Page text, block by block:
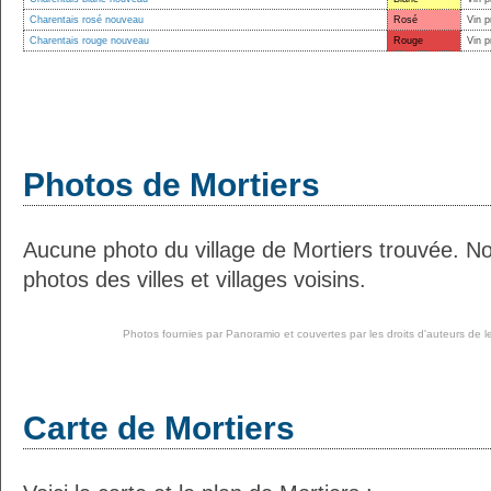
Charentais rosé nouveau
Rosé
Vin
Charentais rouge nouveau
Rouge Vin
Photos de Mortiers
Aucune photo du village de Mortiers trouvée.
photos des villes et villages voisins.
Photos fournies par Panoramio et couvertes par les droits d'auteurs de
Carte de Mortiers